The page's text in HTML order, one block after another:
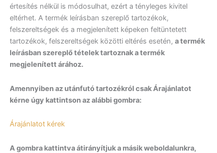
értesítés nélkül is módosulhat, ezért a tényleges kivitel
eltérhet. A termék leírásban szereplő tartozékok,
felszereltségek és a megjelenített képeken feltüntetett
tartozékok, felszereltségek közötti eltérés esetén, a termék
leírásban szereplő tételek tartoznak a termék
megjelenített árához.
Amennyiben az utánfutó tartozékról csak Árajánlatot
kérne úgy kattintson az alábbi gombra:
Árajánlatot kérek
A gombra kattintva átirányítjuk a másik weboldalunkra,